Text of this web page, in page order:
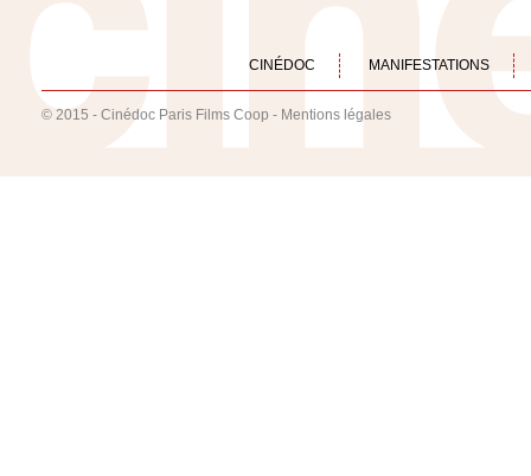
CINÉDOC MANIFESTATIONS
© 2015 - Cinédoc Paris Films Coop - Mentions légales